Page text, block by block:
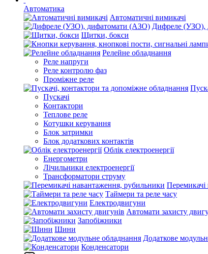
Автоматика
Автоматичні вимикачі
Дифреле (УЗО),
Щитки, бокси
Релейне обладнання
Реле напруги
Реле контролю фаз
Проміжне реле
Пускачі
Контактори
Теплове реле
Котушки керування
Блок затримки
Блок додаткових контактів
Облік електроенергії
Енергометри
Лічильники електроенергії
Трансформатори струму
Таймери та реле часу
Електродвигуни
Автомати захисту
Запобіжники
Шини
Додаткове
Конденсатори